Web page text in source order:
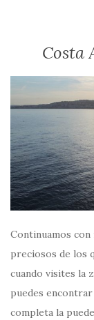
Costa
Continuamos con
preciosos de los
cuando visites la
puedes
completa la